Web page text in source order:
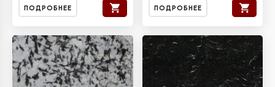
ПОДРОБНЕЕ ПОДРОБНЕЕ